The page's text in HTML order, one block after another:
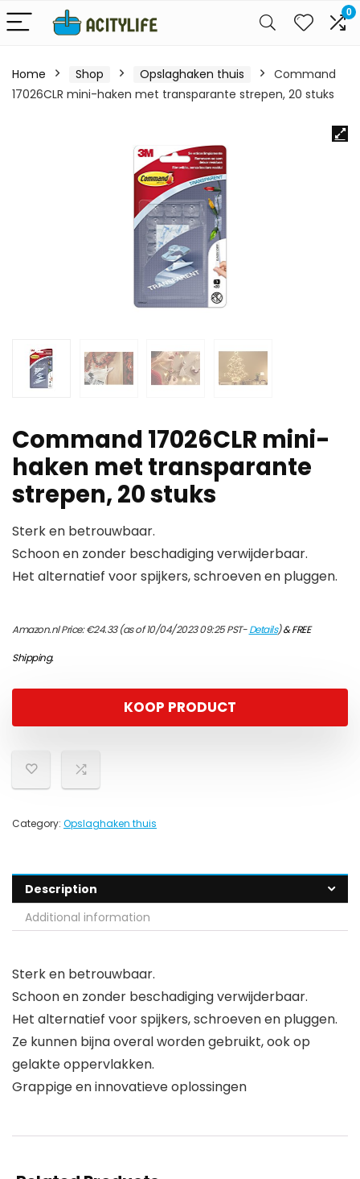
0
Home Shop Opslaghaken thuis
Command
17026CLR mini-haken met transparante strepen, 20 stuks
Command 17026CLR mini-
haken met transparante
strepen, 20 stuks
Sterk en betrouwbaar.
Schoon en zonder beschadiging verwijderbaar.
Het alternatief voor spijkers, schroeven en pluggen.
Amazon.nl Price:€24.33(as of 10/04/2023 09:25 PST-Details)&FREE
Shipping.
KOOP PRODUCT
Category: Opslaghaken thuis
Description
Additional information
Sterk en betrouwbaar.
Schoon en zonder beschadiging verwijderbaar.
Het alternatief voor spijkers, schroeven en pluggen.
Ze kunnen bijna overal worden gebruikt, ook op
gelakte oppervlakken.
Grappige en innovatieve oplossingen